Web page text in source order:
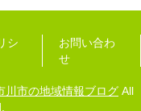
シ
お問い合わ
せ
川市の地域情報ブログ All